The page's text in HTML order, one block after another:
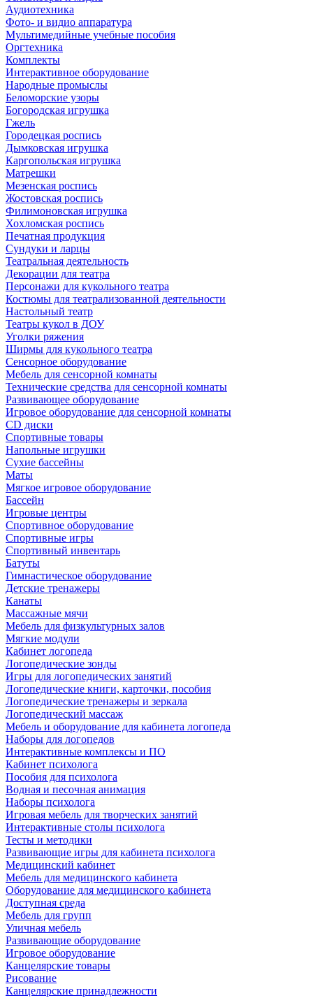
Аудиотехника
Фото- и видио аппаратура
Мультимедийные учебные пособия
Оргтехника
Комплекты
Интерактивное оборудование
Народные промыслы
Беломорские узоры
Богородская игрушка
Гжель
Городецкая роспись
Дымковская игрушка
Каргопольская игрушка
Матрешки
Мезенская роспись
Жостовская роспись
Филимоновская игрушка
Хохломская роспись
Печатная продукция
Сундуки и ларцы
Театральная деятельность
Декорации для театра
Персонажи для кукольного театра
Костюмы для театрализованной деятельности
Настольный театр
Театры кукол в ДОУ
Уголки ряжения
Ширмы для кукольного театра
Сенсорное оборудование
Мебель для сенсорной комнаты
Технические средства для сенсорной комнаты
Развивающее оборудование
Игровое оборудование для сенсорной комнаты
CD диски
Спортивные товары
Напольные игрушки
Сухие бассейны
Маты
Мягкое игровое оборудование
Бассейн
Игровые центры
Спортивное оборудование
Спортивные игры
Спортивный инвентарь
Батуты
Гимнастическое оборудование
Детские тренажеры
Канаты
Массажные мячи
Мебель для физкультурных залов
Мягкие модули
Кабинет логопеда
Логопедические зонды
Игры для логопедических занятий
Логопедические книги, карточки, пособия
Логопедические тренажеры и зеркала
Логопедический массаж
Мебель и оборудование для кабинета логопеда
Наборы для логопедов
Интерактивные комплексы и ПО
Кабинет психолога
Пособия для психолога
Водная и песочная анимация
Наборы психолога
Игровая мебель для творческих занятий
Интерактивные столы психолога
Тесты и методики
Развивающие игры для кабинета психолога
Медицинский кабинет
Мебель для медицинского кабинета
Оборудование для медицинского кабинета
Доступная среда
Мебель для групп
Уличная мебель
Развивающие оборудование
Игровое оборудование
Канцелярские товары
Рисование
Канцелярские принадлежности